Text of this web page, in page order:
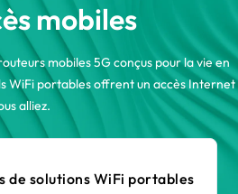
mobiles
mobiles 5G conçus pour la vie en
WiFi portables offrent un accès Internet
alliez.
de solutions WiFi portables